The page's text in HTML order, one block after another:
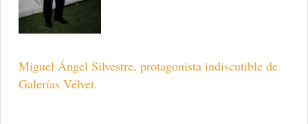
Miguel Ángel Silvestre, protagonista indiscutible de
Galerías Vélvet.